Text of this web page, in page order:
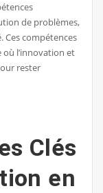
de problèmes,
Ces compétences
l’innovation et
rester
Clés
en